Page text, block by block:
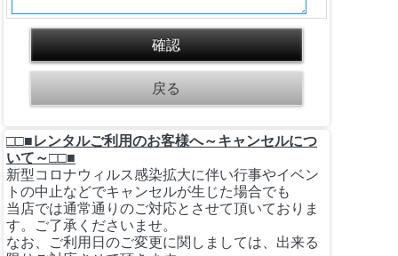
□□■レンタルご利用のお客様へ～キャンセルにつ
いて～□□■
新型コロナウィルス感染拡大に伴い行事やイベン
トの中止などでキャンセルが生じた場合でも
当店では通常通りのご対応とさせて頂いておりま
す。ご了承くださいませ。
なお、ご利用日のご変更に関しましては、出来る